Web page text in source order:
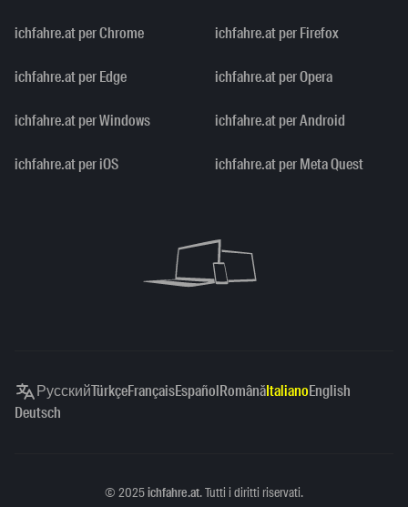
ichfahre.at per Chrome ichfahre.at per Firefox
ichfahre.at per Edge ichfahre.at per Opera
ichfahre.at per Windows ichfahre.at per Android
ichfahre.at per iOS ichfahre.at per Meta Quest
РусскийTürkçeFrançaisEspañolRomânăItalianoEnglish
Deutsch
Copyright
© 2025ichfahre.at. Tutti i diritti riservati.